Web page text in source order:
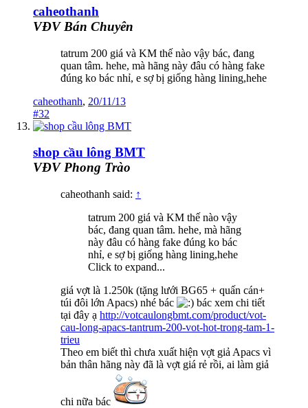
caheothanh
VĐV Bán Chuyên
tatrum 200 giá và KM thế nào vậy bác, đang
quan tâm. hehe, mà hãng này đâu có hàng fake
đúng ko bác nhỉ, e sợ bị giống hàng lining,hehe
caheothanh, 20/11/13
#32
shop cầu lông BMT
VĐV Phong Trào
caheothanh said: ↑
tatrum 200 giá và KM thế nào vậy
bác, đang quan tâm. hehe, mà hãng
này đâu có hàng fake đúng ko bác
nhỉ, e sợ bị giống hàng lining,hehe
Click to expand...
giá vợt là 1.250k (tặng lưới BG65 + quấn cán+
túi đôi lớn Apacs) nhé bác
bác xem chi tiết
tại đây ạ http://votcaulongbmt.com/product/vot-
cau-long-apacs-tantrum-200-vot-hot-trong-tam-1-
trieu
Theo em biết thì chưa xuất hiện vợt giả Apacs vì
bản thân hãng này đã là vợt giá rẻ rồi, ai làm giả
chi nữa bác